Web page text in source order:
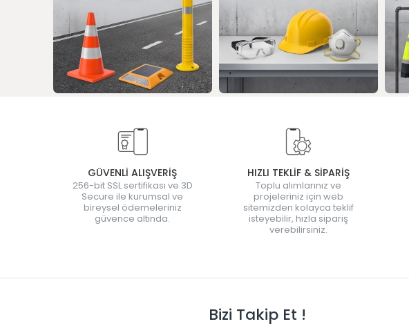
GÜVENLİ ALIŞVERİŞ
256-bit SSL sertifikası ve 3D
Secure ile kurumsal ve
bireysel ödemeleriniz
güvence altında.
HIZLI TEKLİF & SİPARİŞ
Toplu alımlarınız ve
projeleriniz için web
sitemizden kolayca teklif
isteyebilir, hızla sipariş
verebilirsiniz.
Bizi Takip Et !